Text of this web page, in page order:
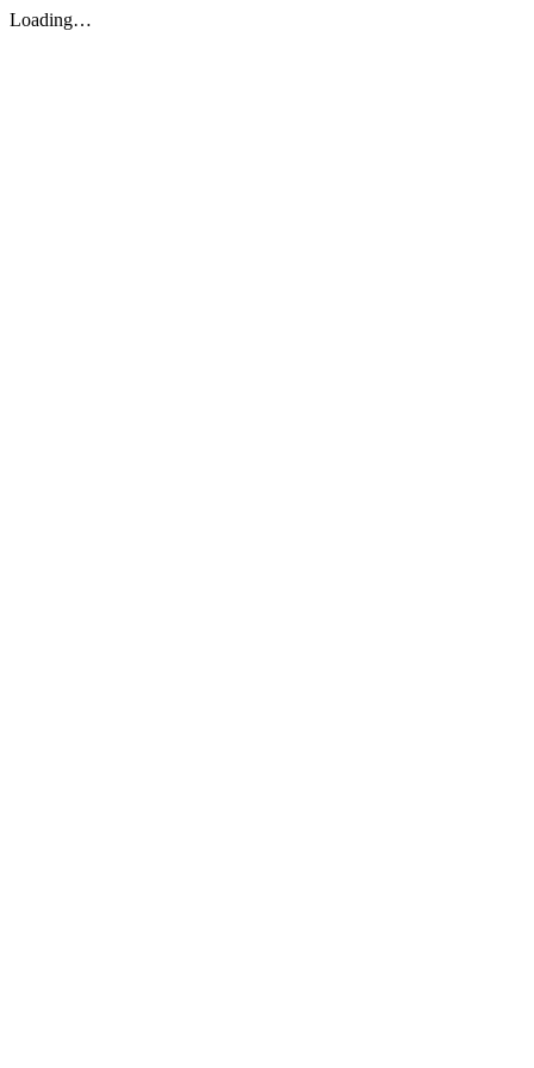
Loading…